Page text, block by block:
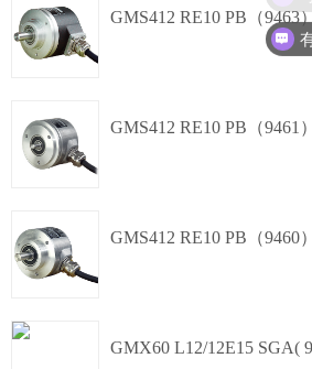
SSI 单圈绝
GMS412 RE10 PB（9463
SSI 单圈绝对
GMS412 RE10 PB（9461）
SSI 单圈绝对
Φ60mm
GMS412 RE10 PB（9460）
SSI 单圈绝
GMX60 L12/12E15 SGA(